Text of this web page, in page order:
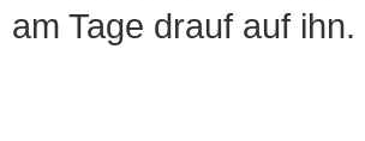
am Tage drauf auf ihn.